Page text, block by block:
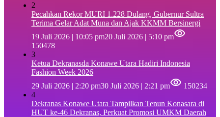
2
Pecahkan Rekor MURI 1.228 Dulang, Gubernur Sultra
Terima Gelar Adat Muna dan Ajak KKMM Bersinergi
19 Juli 2026 | 10:05 pm20 Juli 2026 | 5:10 pm
150478
3
Ketua Dekranasda Konawe Utara Hadiri Indonesia
Fashion Week 2026
29 Juli 2026 | 2:20 pm30 Juli 2026 | 2:21 pm
150234
4
Dekranas Konawe Utara Tampilkan Tenun Konasara di
HUT ke-46 Dekranas, Perkuat Promosi UMKM Daerah